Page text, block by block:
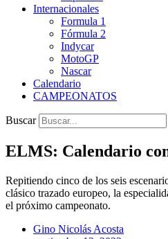
Internacionales
Formula 1
Fórmula 2
Indycar
MotoGP
Nascar
Calendario
CAMPEONATOS
Buscar
ELMS: Calendario
Repitiendo cinco de los seis
clásico trazado europeo, la
el próximo campeonato.
Gino Nicolás Acosta